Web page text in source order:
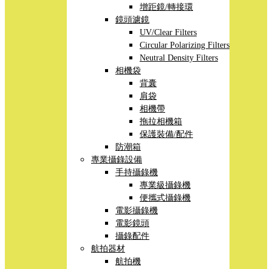
增距鏡/轉接環
鏡頭濾鏡
UV/Clear Filters
Circular Polarizing Filters
Neutral Density Filters
相機袋
背囊
肩袋
相機帶
拖拉相機箱
保護裝備/配件
防潮箱
專業攝錄設備
手持攝錄機
專業級攝錄機
便攜式攝錄機
電影攝錄機
電影鏡頭
攝錄配件
航拍器材
航拍機